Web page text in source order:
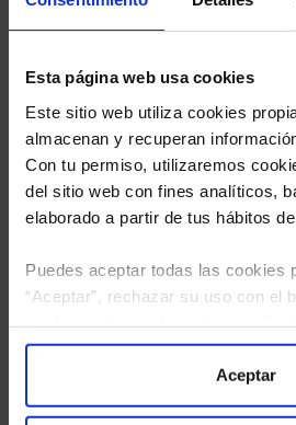
Esta página web usa cookies
Este sitio web utiliza cookies
almacenan y recuperan
Con tu permiso, utilizaremos
del sitio web con fines analíticos,
elaborado a partir de tus hábitos
Puedes aceptar todas las cookies
“Aceptar”, rechazar su uso con el
“Configuración”. Consulta nuestra
para más información.
Aceptar
He leídola política de privacidad
tratamiento de mis datos